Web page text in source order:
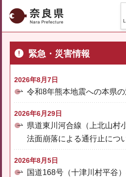
奈良県
緊急・災害情報
2026年8月7日
令和8年熊本地震への本県
2026年6月29日
県道東川河合線（上北山村
法面崩落による通行止につ
2026年8月5日
国道168号（十津川村平谷